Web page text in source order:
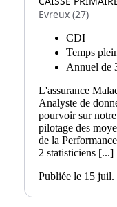
Evreux (27)
CDI
Temps
Annuel de
L'assurance
Analyste de
pourvoir sur
pilotage des
de la
2 statisticiens [...]
Publiée le 15